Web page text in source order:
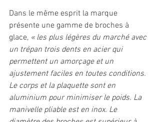
Dans le même esprit la marque
présente une gamme de broches à
glace, « les plus légères du marché avec
un trépan trois dents en acier qui
permettent un amorçage et un
ajustement faciles en toutes conditions.
Le corps et la plaquette sont en
aluminium pour minimiser le poids. La
manivelle pliable est en inox. Le